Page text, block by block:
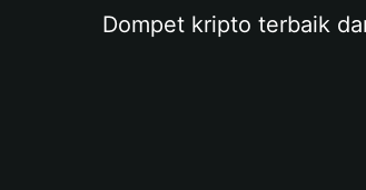
Dompet kripto terbaik